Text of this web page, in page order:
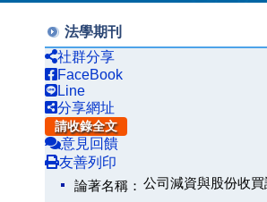
法學期刊
社群分享
FaceBook
Line
分享網址
請收錄全文
意見回饋
友善列印
論著名稱： 公司減資與股份收